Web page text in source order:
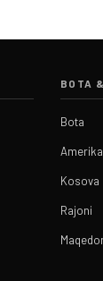
BOTA
Bota
Amerika
Kosova
Rajoni